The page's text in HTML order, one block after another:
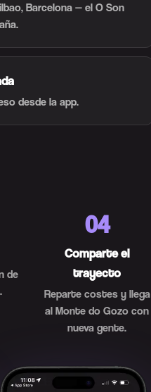
Barcelona — el O Son
desde la app.
de
04
Comparte el
trayecto
Reparte costes y llega
al Monte do Gozo con
nueva gente.